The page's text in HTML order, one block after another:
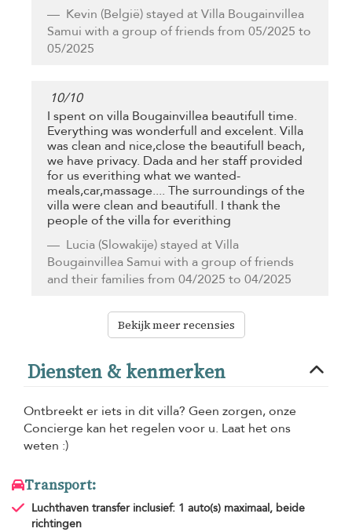
Kevin (België) stayed at Villa Bougainvillea
Samui with a group of friends from 05/2025 to
05/2025
10/10
I spent on villa Bougainvillea beautifull time.
Everything was wonderfull and excelent. Villa
was clean and nice,close the beautifull beach,
we have privacy. Dada and her staff provided
for us everithing what we wanted-
meals,car,massage.... The surroundings of the
villa were clean and beautifull. I thank the
people of the villa for everithing
Lucia (Slowakije) stayed at Villa
Bougainvillea Samui with a group of friends
and their families from 04/2025 to 04/2025
Bekijk meer recensies
Diensten & kenmerken
Ontbreekt er iets in dit villa? Geen zorgen, onze
Concierge kan het regelen voor u. Laat het ons
weten :)
Transport:
Luchthaven transfer inclusief: 1 auto(s) maximaal, beide
richtingen